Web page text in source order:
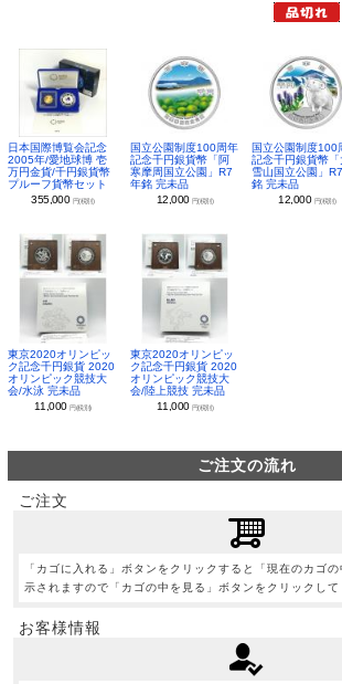
日本国際博覧会記念
2005年/愛地球博 壱
万円金貨/千円銀貨幣
プルーフ貨幣セット
355,000 円(税別)
国立公園制度100周年
記念千円銀貨幣「阿
寒摩周国立公園」R7
年銘 完未品
12,000 円(税別)
国立公園制度100
記念千円銀貨幣「
雪山国立公園」
銘 完未品
12,000 円(税別)
東京2020オリンピッ
ク記念千円銀貨 2020
オリンピック競技大
会/水泳 完未品
11,000円(税別)
東京2020オリンピッ
ク記念千円銀貨 2020
オリンピック競技大
会/陸上競技 完未品
11,000 円(税別)
ご注文の流れ
ご注文
「カゴに入れる」ボタンをクリックすると「現在のカゴ
示されますので「カゴの中を見る」ボタンをクリックして
お客様情報